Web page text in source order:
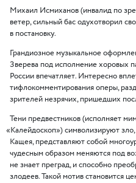
Михаил Исмиханов(инвалид по
ветер, сильный бас одухотворил
в постановку.
Грандиозное музыкальное
Зверева под исполнение хоровых
России впечатляет. Интересно
тифлокомментирования оперы,
зрителей незрячих, пришедших
Тени предвестников(исполняет
«Калейдоскоп») символизируют
Кащея, представляют собой
чудесным образом меняются под
не знает преград, и способно
злодеев. Такой мотив становится